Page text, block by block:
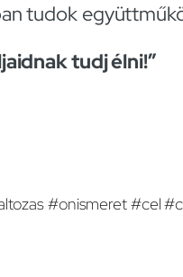
tudok
tudj élni!”
#onismeret #cel